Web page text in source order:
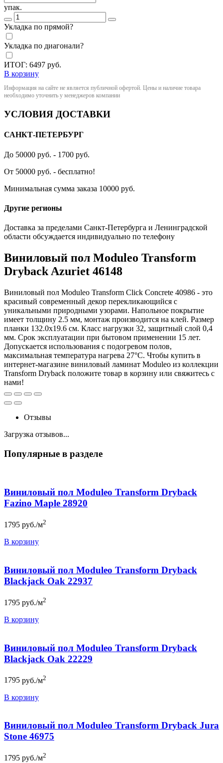
упак.
Укладка по прямой?
Укладка по диагонали?
ИТОГ: 6497 руб.
В корзину
Информация на сайте не является публичной офертой. Цены и наличие товара
необходимо уточнить у менеджеров компании
УСЛОВИЯ ДОСТАВКИ
САНКТ-ПЕТЕРБУРГ
До 50000 руб. - 1700 руб.
От 50000 руб. - бесплатно!
Минимальная сумма заказа 10000 руб.
Другие регионы
Доставка за пределами Санкт-Петербурга и Ленинградской
области обсуждается индивидуально по телефону
Виниловый пол Moduleo Transform
Dryback Azuriet 46148
Виниловый пол Moduleo Transform Click Concrete 40986 - это
красивый современный декор перекликающийся с
уникальными природными узорами. Напольное покрытие
имеет толщину 2.5 мм, монтаж производится на клей. Размер
планки 132.0x19.6 см. Класс нагрузки 32, защитный слой 0,4
мм. Срок эксплуатации при бытовом применении 15 лет.
Допускается использования с подогревом полов,
максимальная температура нагрева 27°C. Чтобы купить в
интернет-магазине виниловый ламинат Moduleo из коллекции
Transform Dryback положите товар в корзину или свяжитесь с
нами!
Отзывы
Загрузка отзывов...
Популярные в разделе
Виниловый пол Moduleo Transform Dryback
Fazino Maple 28920
1795 руб./м2
В корзину
Виниловый пол Moduleo Transform Dryback
Blackjack Oak 22937
1795 руб./м2
В корзину
Виниловый пол Moduleo Transform Dryback
Blackjack Oak 22229
1795 руб./м2
В корзину
Виниловый пол Moduleo Transform Dryback Jura
Stone 46975
1795 руб./м2